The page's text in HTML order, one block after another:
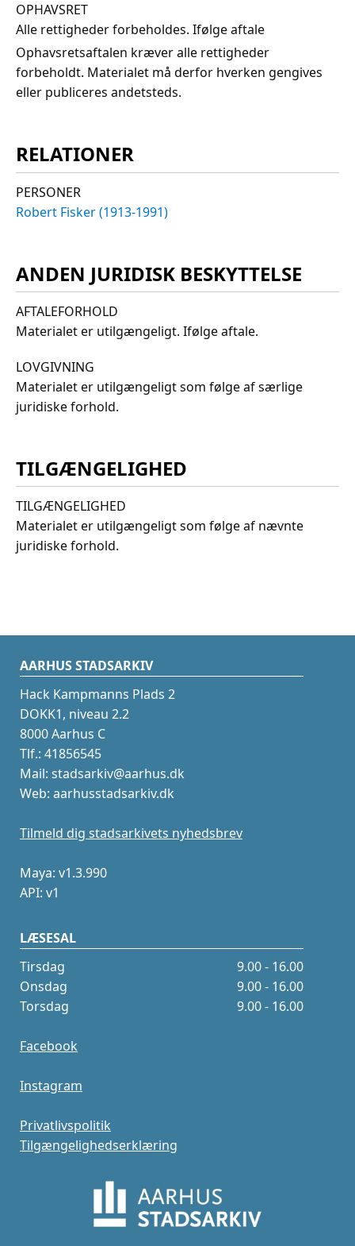
OPHAVSRET
Alle rettigheder forbeholdes. Ifølge aftale
Ophavsretsaftalen kræver alle rettigheder
forbeholdt. Materialet må derfor hverken gengives
eller publiceres andetsteds.
RELATIONER
PERSONER
Robert Fisker (1913-1991)
ANDEN JURIDISK BESKYTTELSE
AFTALEFORHOLD
Materialet er utilgængeligt. Ifølge aftale.
LOVGIVNING
Materialet er utilgængeligt som følge af særlige
juridiske forhold.
TILGÆNGELIGHED
TILGÆNGELIGHED
Materialet er utilgængeligt som følge af nævnte
juridiske forhold.
AARHUS STADSARKIV
Hack Kampmanns Plads 2
DOKK1, niveau 2.2
8000 Aarhus C
Tlf.: 41856545
Mail: stadsarkiv@aarhus.dk
Web: aarhusstadsarkiv.dk
Tilmeld dig stadsarkivets nyhedsbrev
Maya: v1.3.990
API: v1
LÆSESAL
Tirsdag
9.00 - 16.00
Onsdag
9.00 - 16.00
Torsdag
9.00 - 16.00
Facebook
Instagram
Privatlivspolitik
Tilgængelighedserklæring